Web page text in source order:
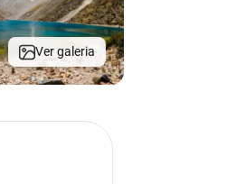
Ver galeria